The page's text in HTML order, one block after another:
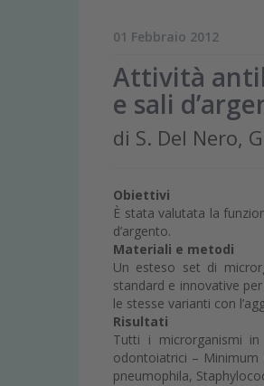
01 Febbraio 2012
Attività
e sali
di S. Del Nero,
Obiettivi
È stata valutata la
d’argento.
Materiali e metodi
Un esteso set di
standard e innovative
le stesse varianti con
Risultati
Tutti i microrganismi
odontoiatrici – Minimum
pneumophila,